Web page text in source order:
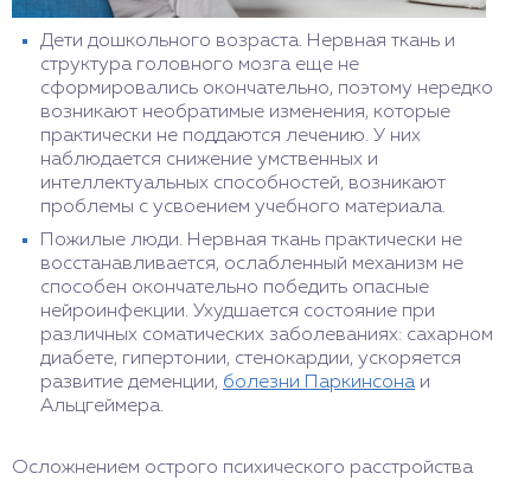
Дети дошкольного возраста. Нервная ткань и
структура головного мозга еще не
сформировались окончательно, поэтому нередко
возникают необратимые изменения, которые
практически не поддаются лечению. У них
наблюдается снижение умственных и
интеллектуальных способностей, возникают
проблемы с усвоением учебного материала.
Пожилые люди. Нервная ткань практически не
восстанавливается, ослабленный механизм не
способен окончательно победить опасные
нейроинфекции. Ухудшается состояние при
различных соматических заболеваниях: сахарном
диабете, гипертонии, стенокардии, ускоряется
развитие деменции, болезни Паркинсонаи
Альцгеймера.
Осложнением острого психического расстройства